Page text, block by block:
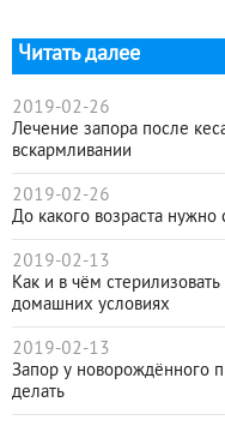
Читать далее
2019-02-26
Лечение запора после
вскармливании
2019-02-26
До какого возраста нужно
2019-02-13
Как и в чём
домашних условиях
2019-02-13
Запор у новорождённого
делать